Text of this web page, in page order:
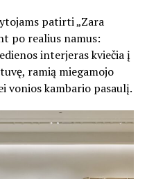
patirti „Zara
po realius namus:
interjeras kviečia į
ramią miegamojo
vonios kambario pasaulį.